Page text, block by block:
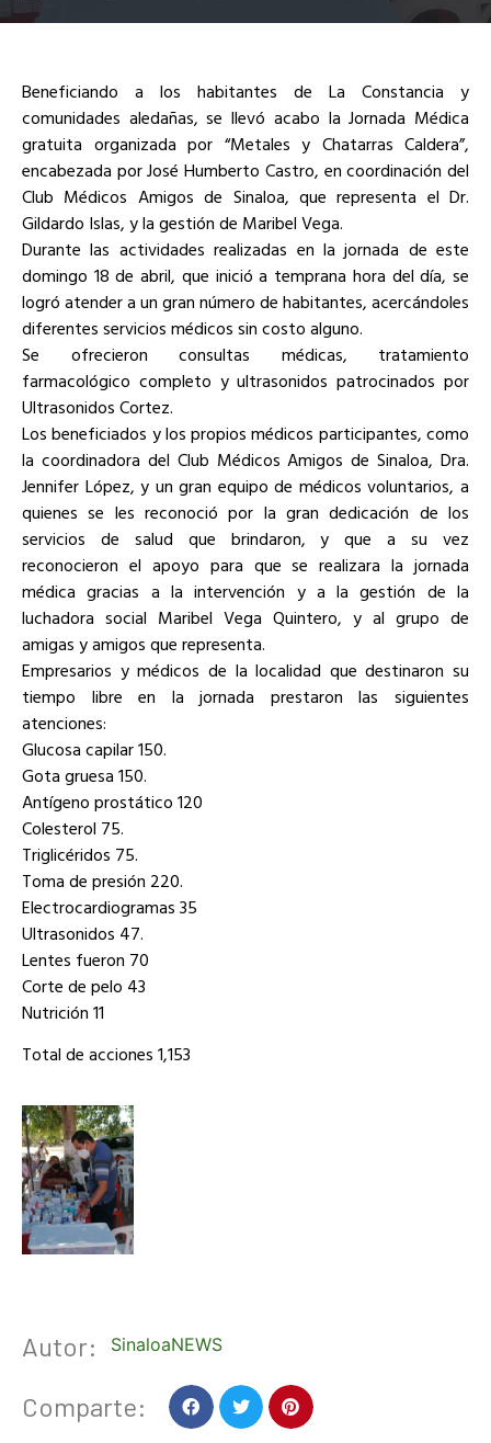
Beneficiando a los habitantes de La Constancia y
comunidades aledañas, se llevó acabo la Jornada Médica
gratuita organizada por “Metales y Chatarras Caldera”,
encabezada por José Humberto Castro, en coordinación del
Club Médicos Amigos de Sinaloa, que representa el Dr.
Gildardo Islas, y la gestión de Maribel Vega.
Durante las actividades realizadas en la jornada de este
domingo 18 de abril, que inició a temprana hora del día, se
logró atender a un gran número de habitantes, acercándoles
diferentes servicios médicos sin costo alguno.
Se ofrecieron consultas médicas, tratamiento
farmacológico completo y ultrasonidos patrocinados por
Ultrasonidos Cortez.
Los beneficiados y los propios médicos participantes, como
la coordinadora del Club Médicos Amigos de Sinaloa, Dra.
Jennifer López, y un gran equipo de médicos voluntarios, a
quienes se les reconoció por la gran dedicación de los
servicios de salud que brindaron, y que a su vez
reconocieron el apoyo para que se realizara la jornada
médica gracias a la intervención y a la gestión de la
luchadora social Maribel Vega Quintero, y al grupo de
amigas y amigos que representa.
Empresarios y médicos de la localidad que destinaron su
tiempo libre en la jornada prestaron las siguientes
atenciones:
Glucosa capilar 150.
Gota gruesa 150.
Antígeno prostático 120
Colesterol 75.
Triglicéridos 75.
Toma de presión 220.
Electrocardiogramas 35
Ultrasonidos 47.
Lentes fueron 70
Corte de pelo 43
Nutrición 11
Total de acciones 1,153
Autor: SinaloaNEWS
Comparte: